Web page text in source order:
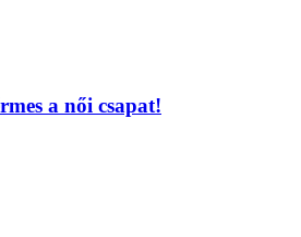
a női csapat!